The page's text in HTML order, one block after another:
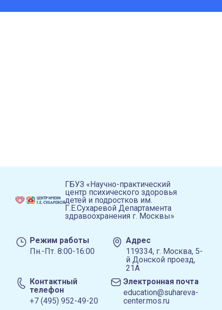
ГБУЗ «Научно-практический
центр психического здоровья
детей и подростков им.
Г.Е.Сухаревой Департамента
здравоохранения г. Москвы»
Режим работы
Пн.-Пт. 8:00-16:00
Адрес
119334, г. Москва, 5-
й Донской проезд,
21А
Контактный
телефон
+7 (495) 952-49-20
Электронная почта
education@suhareva-
center.mos.ru